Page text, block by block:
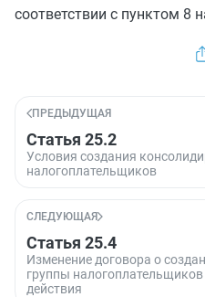
соответствии с пунктом 8
ПРЕДЫДУЩАЯ
Статья 25.2
Условия создания
налогоплательщиков
СЛЕДУЮЩАЯ
Статья 25.4
Изменение договора о
группы налогоплательщиков
действия